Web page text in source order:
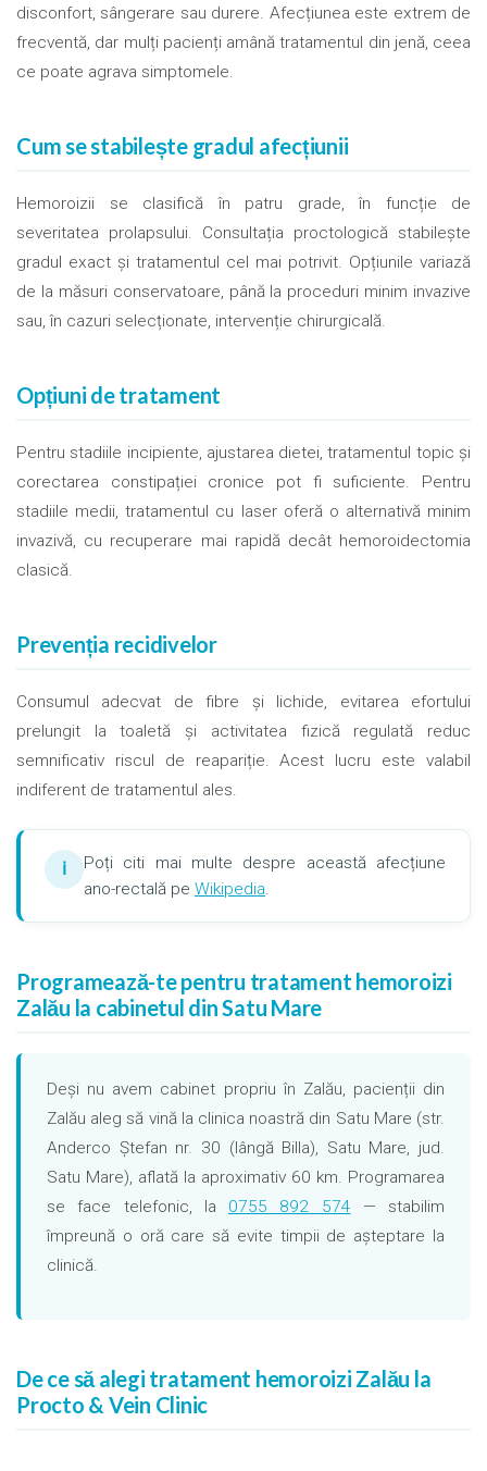
disconfort, sângerare sau durere. Afecțiunea este extrem de
frecventă, dar mulți pacienți amână tratamentul din jenă, ceea
ce poate agrava simptomele.
Cum se stabilește gradul afecțiunii
Hemoroizii se clasifică în patru grade, în funcție de
severitatea prolapsului. Consultația proctologică stabilește
gradul exact și tratamentul cel mai potrivit. Opțiunile variază
de la măsuri conservatoare, până la proceduri minim invazive
sau, în cazuri selecționate, intervenție chirurgicală.
Opțiuni de tratament
Pentru stadiile incipiente, ajustarea dietei, tratamentul topic și
corectarea constipației cronice pot fi suficiente. Pentru
stadiile medii, tratamentul cu laser oferă o alternativă minim
invazivă, cu recuperare mai rapidă decât hemoroidectomia
clasică.
Prevenția recidivelor
Consumul adecvat de fibre și lichide, evitarea efortului
prelungit la toaletă și activitatea fizică regulată reduc
semnificativ riscul de reapariție. Acest lucru este valabil
indiferent de tratamentul ales.
ℹ
Poți citi mai multe despre această afecțiune
ano-rectală pe Wikipedia.
Programează-te pentru tratament hemoroizi
Zalău la cabinetul din Satu Mare
Deși nu avem cabinet propriu în Zalău, pacienții din
Zalău aleg să vină la clinica noastră din Satu Mare (str.
Anderco Ștefan nr. 30 (lângă Billa), Satu Mare, jud.
Satu Mare), aflată la aproximativ 60 km. Programarea
se face telefonic, la 0755 892 574 — stabilim
împreună o oră care să evite timpii de așteptare la
clinică.
De ce să alegi tratament hemoroizi Zalău la
Procto & Vein Clinic